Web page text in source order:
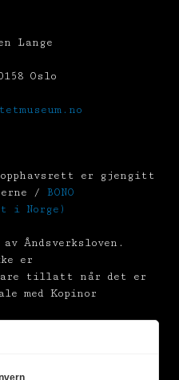
Lange
Oslo
er gjengitt
/ BONO
i Norge)
Åndsverksloven.
er
tillatt når det er
med Kopinor